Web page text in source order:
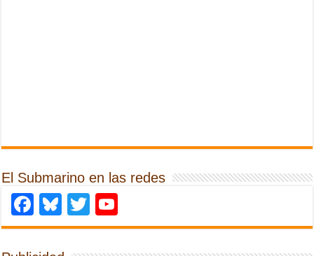
El Submarino en las redes
Facebook
Bluesky
Twitter